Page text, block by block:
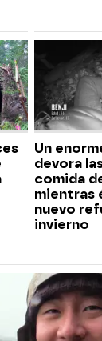
Un
devora
comida
mientras
nuevo
invierno